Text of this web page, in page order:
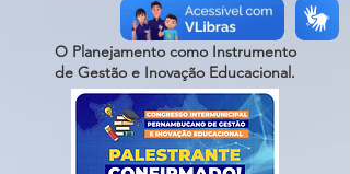
TEMA:
O Planejamento como Instrumento
de Gestão e Inovação Educacional.